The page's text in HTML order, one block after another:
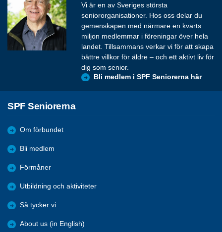
Vi är en av Sveriges största
seniororganisationer. Hos oss delar du
gemenskapen med närmare en kvarts
miljon medlemmar i föreningar över hela
landet. Tillsammans verkar vi för att skapa
bättre villkor för äldre – och ett aktivt liv för
dig som senior.
Bli medlem i SPF Seniorerna här
SPF Seniorerna
Om förbundet
Bli medlem
Förmåner
Utbildning och aktiviteter
Så tycker vi
About us (in English)